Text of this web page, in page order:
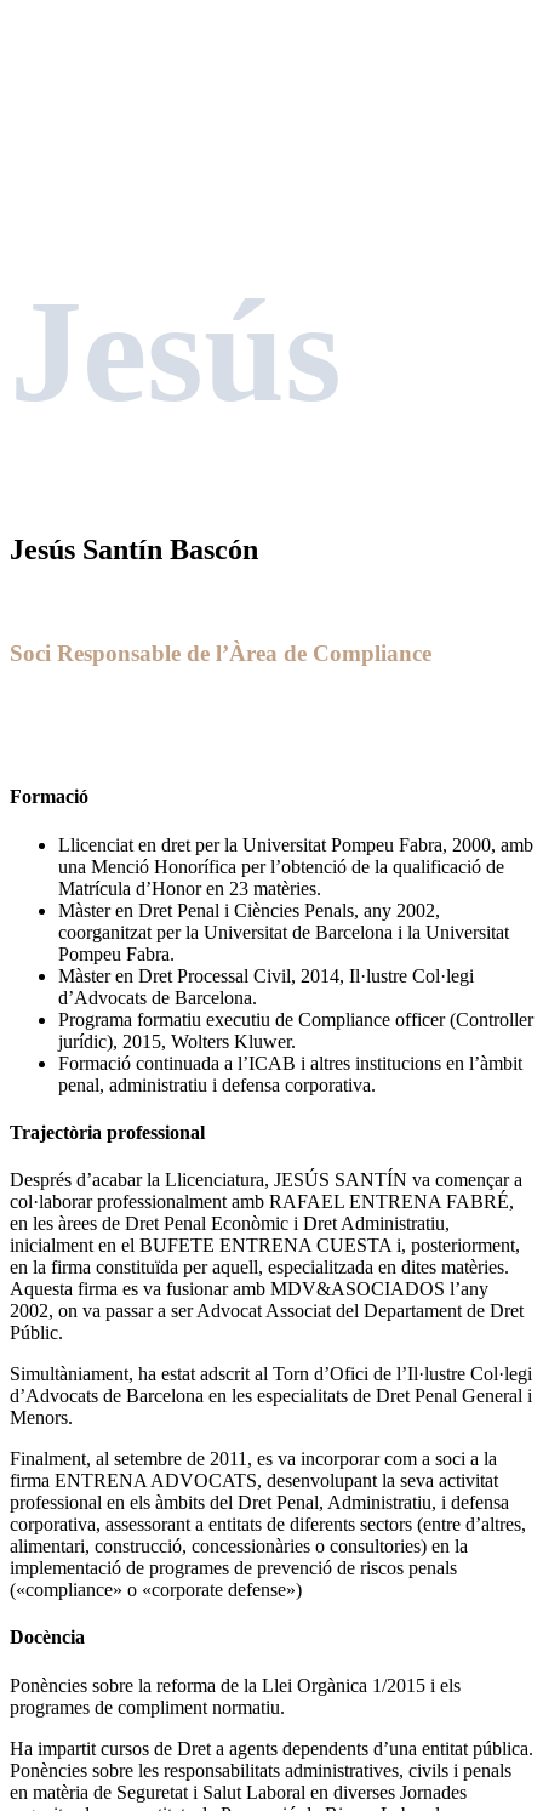
Jesús
Jesús Santín Bascón
Soci Responsable de l’Àrea de Compliance
Formació
Llicenciat en dret per la Universitat Pompeu Fabra, 2000, amb
una Menció Honorífica per l’obtenció de la qualificació de
Matrícula d’Honor en 23 matèries.
Màster en Dret Penal i Ciències Penals, any 2002,
coorganitzat per la Universitat de Barcelona i la Universitat
Pompeu Fabra.
Màster en Dret Processal Civil, 2014, Il·lustre Col·legi
d’Advocats de Barcelona.
Programa formatiu executiu de Compliance officer (Controller
jurídic), 2015, Wolters Kluwer.
Formació continuada a l’ICAB i altres institucions en l’àmbit
penal, administratiu i defensa corporativa.
Trajectòria professional
Després d’acabar la Llicenciatura, JESÚS SANTÍN va començar a
col·laborar professionalment amb RAFAEL ENTRENA FABRÉ,
en les àrees de Dret Penal Econòmic i Dret Administratiu,
inicialment en el BUFETE ENTRENA CUESTA i, posteriorment,
en la firma constituïda per aquell, especialitzada en dites matèries.
Aquesta firma es va fusionar amb MDV&ASOCIADOS l’any
2002, on va passar a ser Advocat Associat del Departament de Dret
Públic.
Simultàniament, ha estat adscrit al Torn d’Ofici de l’Il·lustre Col·legi
d’Advocats de Barcelona en les especialitats de Dret Penal General i
Menors.
Finalment, al setembre de 2011, es va incorporar com a soci a la
firma ENTRENA ADVOCATS, desenvolupant la seva activitat
professional en els àmbits del Dret Penal, Administratiu, i defensa
corporativa, assessorant a entitats de diferents sectors (entre d’altres,
alimentari, construcció, concessionàries o consultories) en la
implementació de programes de prevenció de riscos penals
(«compliance» o «corporate defense»)
Docència
Ponències sobre la reforma de la Llei Orgànica 1/2015 i els
programes de compliment normatiu.
Ha impartit cursos de Dret a agents dependents d’una entitat pública.
Ponències sobre les responsabilitats administratives, civils i penals
en matèria de Seguretat i Salut Laboral en diverses Jornades